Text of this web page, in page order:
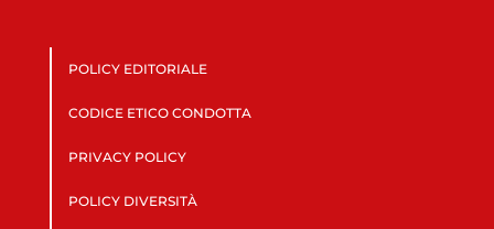
POLICY EDITORIALE
CODICE ETICO CONDOTTA
PRIVACY POLICY
POLICY DIVERSITÀ